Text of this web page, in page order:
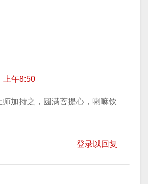
上午8:50
加持之，圆满菩提心，喇嘛钦
登录以回复